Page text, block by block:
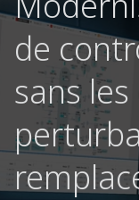
de
sans